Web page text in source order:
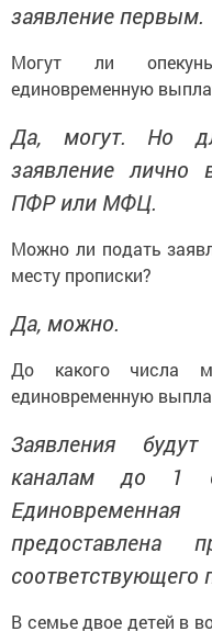
заявление первым.
Могут ли
единовременную
Да, могут. Но
заявление лично
ПФР или МФЦ.
Можно ли подать
месту прописки?
Да, можно.
До какого числа
единовременную
Заявления
каналам до 1
соответствующего
В семье двое детей в